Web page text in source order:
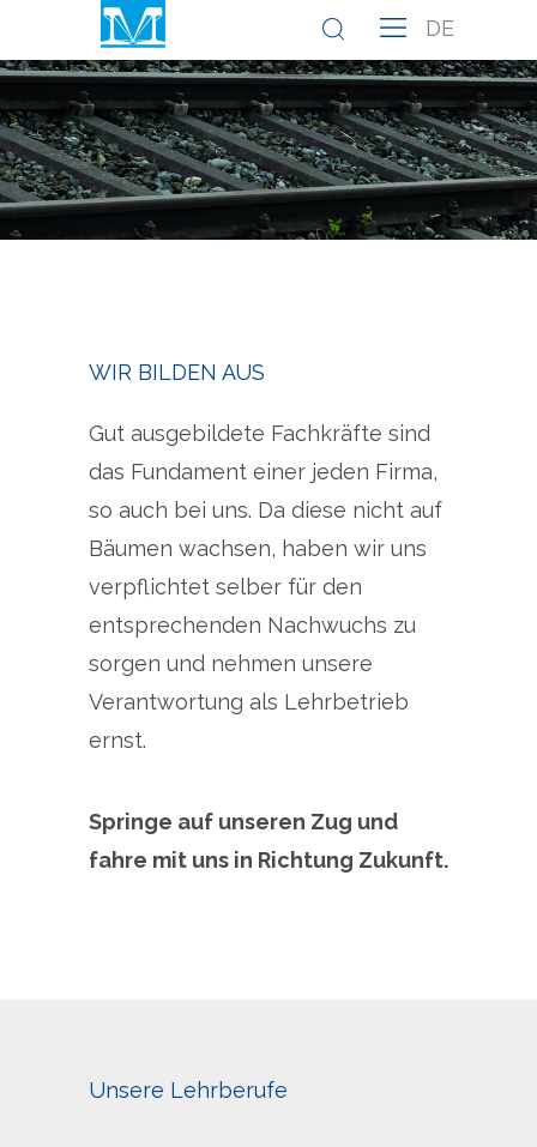
DE
WIR BILDEN AUS
Gut ausgebildete Fachkräfte sind
das Fundament einer jeden Firma,
so auch bei uns. Da diese nicht auf
Bäumen wachsen, haben wir uns
verpflichtet selber für den
entsprechenden Nachwuchs zu
sorgen und nehmen unsere
Verantwortung als Lehrbetrieb
ernst.
Springe auf unseren Zug und
fahre mit uns in Richtung Zukunft.
Unsere Lehrberufe